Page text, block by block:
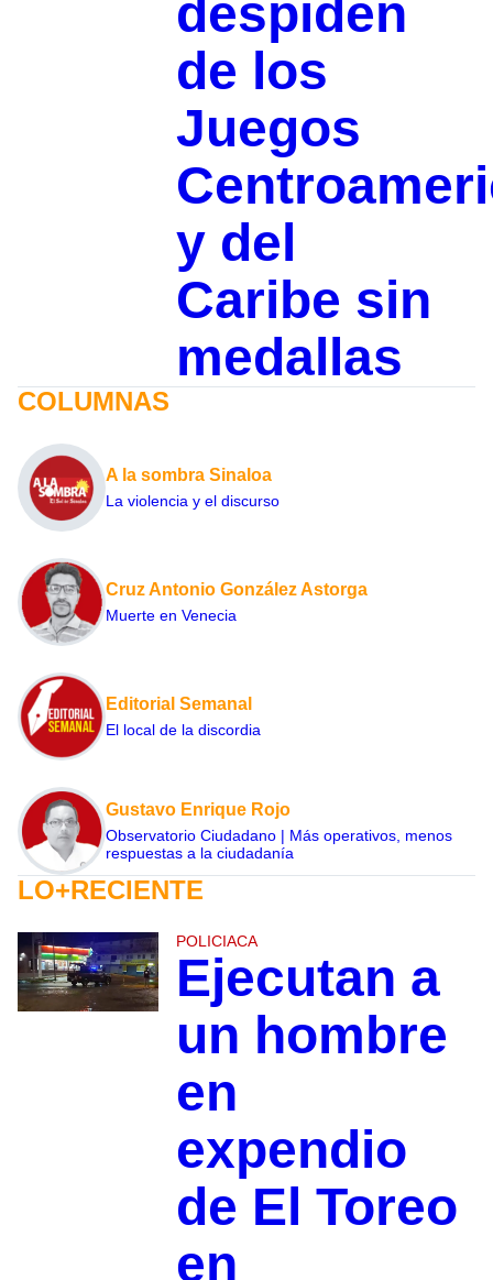
despiden
de los
Juegos
y del
Caribe sin
medallas
COLUMNAS
A la sombra Sinaloa
La violencia y el discurso
Cruz Antonio González Astorga
Muerte en Venecia
Editorial Semanal
El local de la discordia
Gustavo Enrique Rojo
Observatorio Ciudadano | Más operativos, menos
respuestas a la ciudadanía
LO+RECIENTE
POLICIACA
Ejecutan a
un hombre
en
expendio
de El Toreo
en